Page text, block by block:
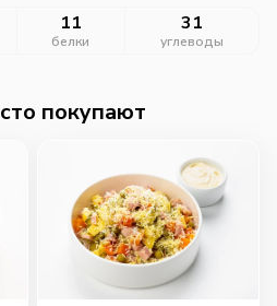
11
белки
31
углеводы
покупают